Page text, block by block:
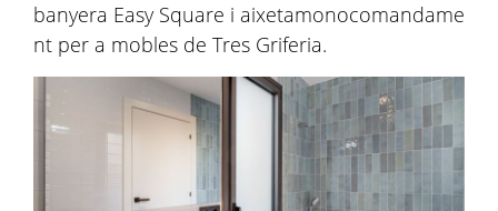
banyera Easy Square i aixetamonocomandame
nt per a mobles de Tres Griferia.